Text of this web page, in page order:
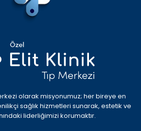
olarak misyonumuz; her bireye en
sağlık hizmetleri sunarak, estetik ve
liderliğimizi korumaktır.